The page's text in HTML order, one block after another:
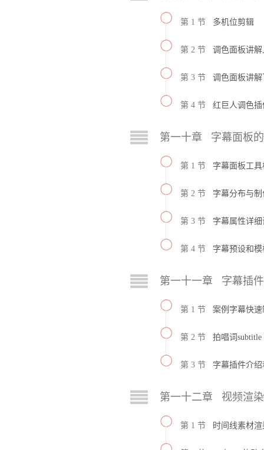
第 1 节 多机位剪辑
第 2 节 调色面板讲解
第 3 节 调色面板讲解
第 4 节 红巨人调色
第一十章 字幕面板
第 1 节 字幕面板工
第 2 节 字幕分布与
第 3 节 字幕属性详细
第 4 节 字幕预设和
第一十一章 字幕插
第 1 节 案例字幕快
第 2 节 拍唱词
第 3 节 字幕插件介
第一十二章 视频渲
第 1 节 时间线素材